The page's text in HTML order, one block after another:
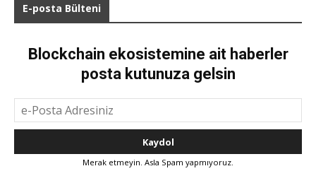
E-posta Bülteni
Blockchain ekosistemine ait haberler
posta kutunuza gelsin
Merak etmeyin. Asla Spam yapmıyoruz.